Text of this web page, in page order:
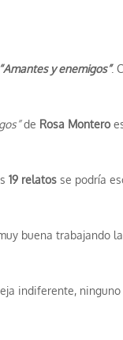
“Amantes y enemigos”.
de Rosa Montero
19 relatos se podría
buena trabajando
indiferente,